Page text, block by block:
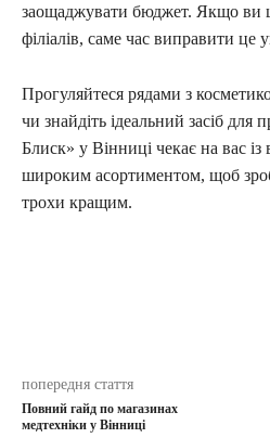
заощаджувати бюджет. Якщо ви
філіалів, саме час виправити це
Прогуляйтеся рядами з
чи знайдіть ідеальний засіб
Блиск» у Вінниці чекає на вас
широким асортиментом, щоб
трохи кращим.
попередня стаття
Повний гайд по магазинах
медтехніки у Вінниці